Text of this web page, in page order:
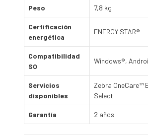
Peso 7,8 kg
Certificación
energética
ENERGY STAR®
Compatibilidad
SO
Windows®,
Servicios
disponibles
Zebra OneCare™
Select
Garantía 2 años